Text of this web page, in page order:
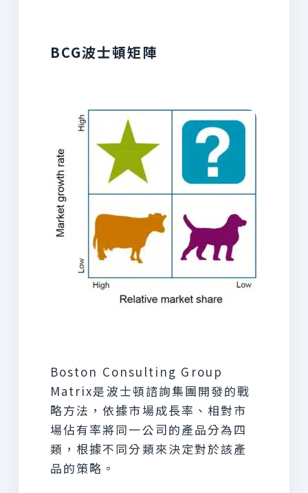
BCG波士頓矩陣
Boston Consulting Group
Matrix是波士頓諮詢集團開發的戰
略方法，依據市場成長率、相對市
場佔有率將同一公司的產品分為四
類，根據不同分類來決定對於該產
品的策略。